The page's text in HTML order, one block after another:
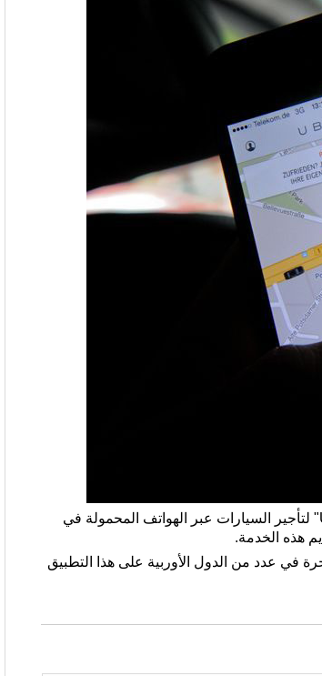
9 سبتمبر 2014 / شبكة الصين / أصدرت محكمة ألمانيا مؤخرا حكما بحظر تطبيق "أوبر ـ Uber" لتأجير السيارات عبر الهواتف المحمولة في
هذه الخدمة.
في عدد من الدول الأوربية على هذا التطبيق